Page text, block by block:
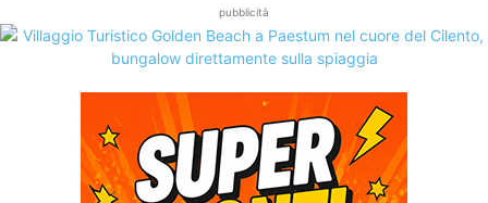
pubblicità